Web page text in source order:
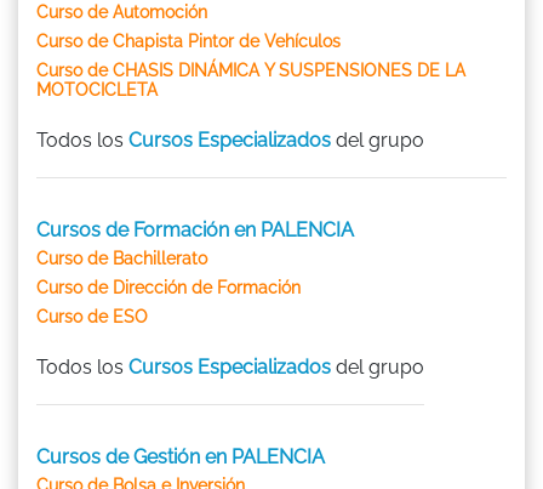
Curso de Automoción
Curso de Chapista Pintor de Vehículos
Curso de CHASIS DINÁMICA Y SUSPENSIONES DE LA
MOTOCICLETA
Todos los Cursos Especializados del grupo
Cursos de Formación en PALENCIA
Curso de Bachillerato
Curso de Dirección de Formación
Curso de ESO
Todos los Cursos Especializados del grupo
Cursos de Gestión en PALENCIA
Curso de Bolsa e Inversión